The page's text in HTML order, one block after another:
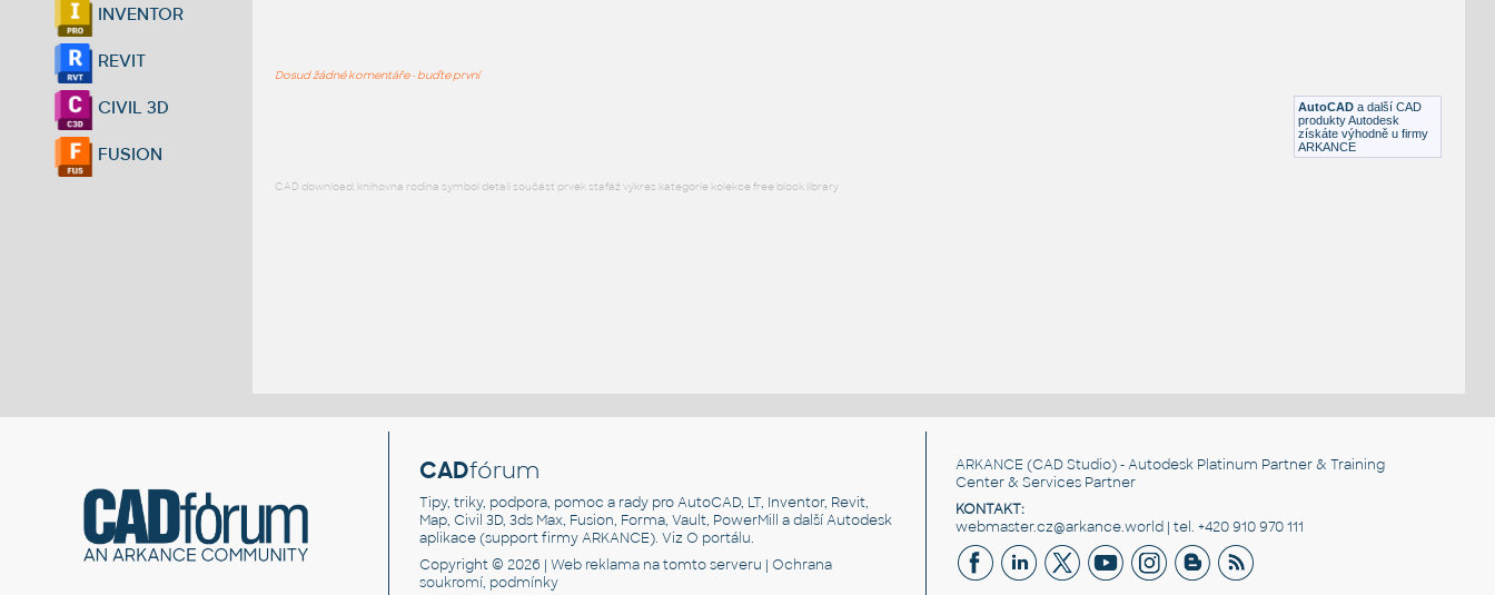
INVENTOR
REVIT
CIVIL 3D
FUSION
AutoCAD a další CAD
produkty Autodesk
získáte výhodně u firmy
ARKANCE
Dosud žádné komentáře - buďte první
CAD download: knihovna rodina symbol detail součást prvek stafáž výkres kategorie kolekce free block library
CADfórum
Tipy, triky, podpora, pomoc a rady pro AutoCAD, LT, Inventor, Revit,
Map, Civil 3D, 3ds Max, Fusion, Forma, Vault, PowerMill a další Autodesk
aplikace (support firmy ARKANCE). VizO portálu.
Copyright © 2026 |Web reklama na tomto serveru |Ochrana
soukromí, podmínky
ARKANCE (CAD Studio) - Autodesk Platinum Partner & Training
Center & Services Partner
KONTAKT:
webmaster.cz@arkance.world | tel. +420 910 970 111